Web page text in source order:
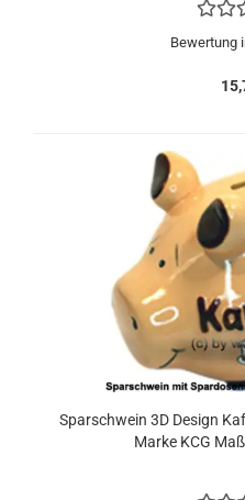
Bewertung
Sparschwein 3D Design
Marke KCG